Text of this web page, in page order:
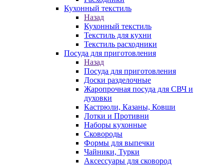
Кухонный текстиль
Назад
Кухонный текстиль
Текстиль для кухни
Текстиль расходники
Посуда для приготовления
Назад
Посуда для приготовления
Доски разделочные
Жаропрочная посуда для СВЧ и
духовки
Кастрюли, Казаны, Ковши
Лотки и Противни
Наборы кухонные
Сковороды
Формы для выпечки
Чайники, Турки
Аксессуары для сковород